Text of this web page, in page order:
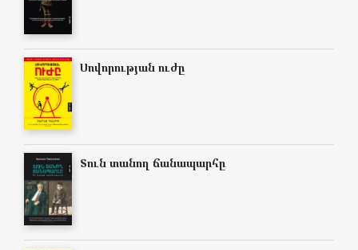
Սովորության ուժը
Տուն տանող ճանապարհը